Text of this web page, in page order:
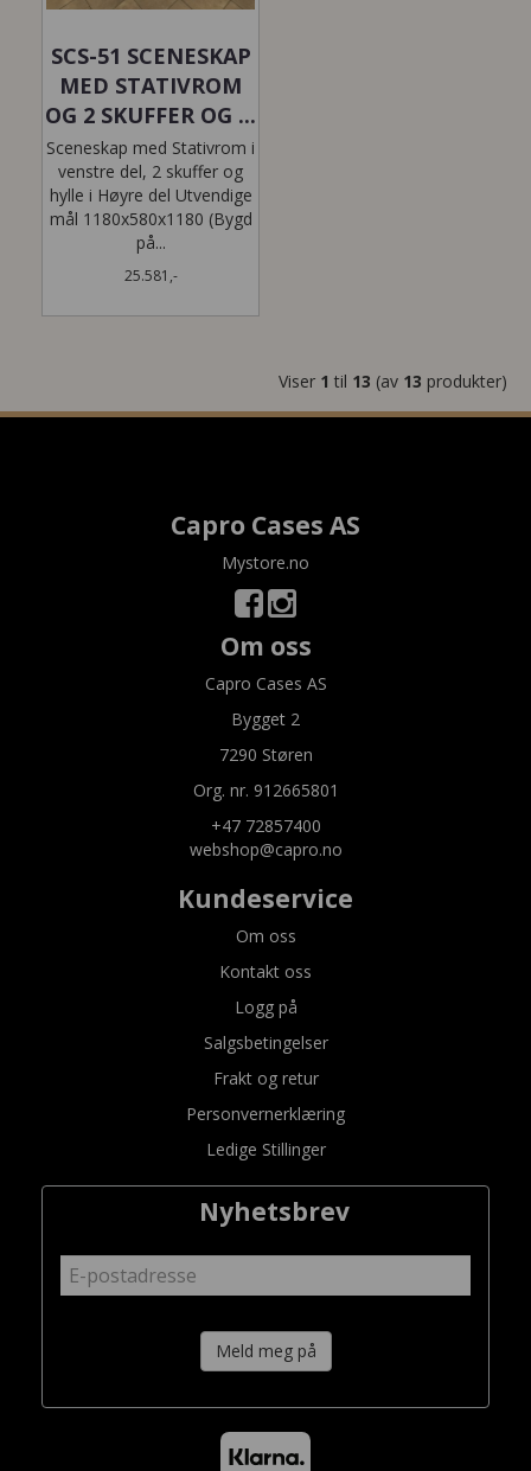
SCS-51 SCENESKAP
MED STATIVROM
OG 2 SKUFFER OG ...
Sceneskap med Stativrom i
venstre del, 2 skuffer og
hylle i Høyre del Utvendige
mål 1180x580x1180 (Bygd
på...
25.581,-
Viser 1 til 13 (av 13 produkter)
Capro Cases AS
Mystore.no
Om oss
Capro Cases AS
Bygget 2
7290 Støren
Org. nr. 912665801
+47 72857400
webshop@capro.no
Kundeservice
Om oss
Kontakt oss
Logg på
Salgsbetingelser
Frakt og retur
Personvernerklæring
Ledige Stillinger
Nyhetsbrev
Meld meg på